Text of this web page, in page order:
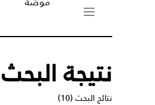
نتيجة
نتائج البحث (10)